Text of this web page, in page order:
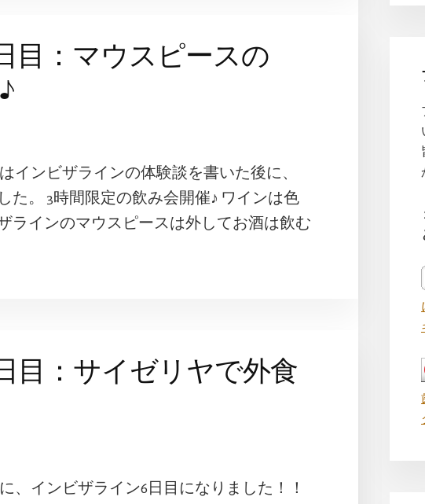
目：マウスピースの
インビザラインの体験談を書いた後に、
た。 3時間限定の飲み会開催♪ ワインは色
ラインのマウスピースは外してお酒は飲む
目：サイゼリヤで外食
、インビザライン6日目になりました！！